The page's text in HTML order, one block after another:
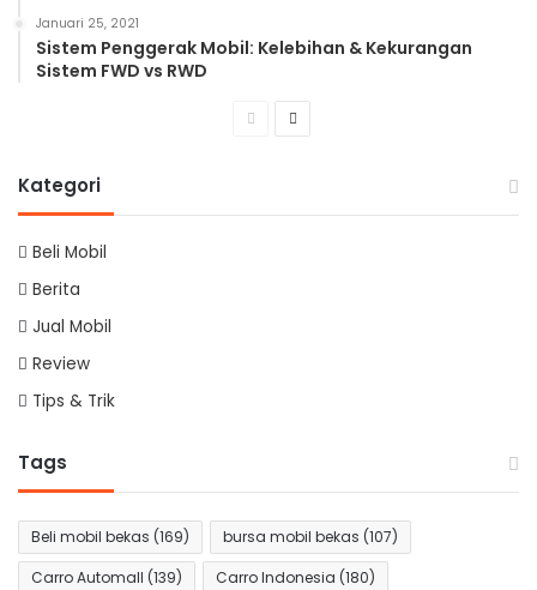
Januari 25, 2021
Sistem Penggerak Mobil: Kelebihan & Kekurangan
Sistem FWD vs RWD
PreviousNext
Kategori
Beli Mobil
Berita
Jual Mobil
Review
Tips & Trik
Tags
Beli mobil bekas (169) bursa mobil bekas (107)
Carro Automall (139) Carro Indonesia (180)